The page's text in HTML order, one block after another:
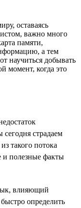
оставаясь
важно много
памяти,
а тем
научиться добывать
момент, когда это
страдаем
такого потока
и полезные факты
влияющий
определить